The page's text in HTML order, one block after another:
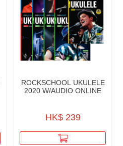
ROCKSCHOOL UKULELE
2020 W/AUDIO ONLINE
HK$ 239